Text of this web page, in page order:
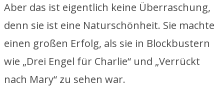
Aber das ist eigentlich keine Überraschung,
denn sie ist eine Naturschönheit. Sie machte
einen großen Erfolg, als sie in Blockbustern
wie „Drei Engel für Charlie“ und „Verrückt
nach Mary“ zu sehen war.